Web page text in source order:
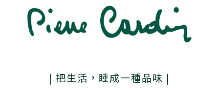
| 把生活，睡成一種品味 |